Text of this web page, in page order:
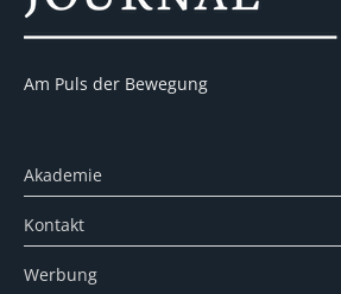
Am Puls der Bewegung
Akademie
Kontakt
Werbung